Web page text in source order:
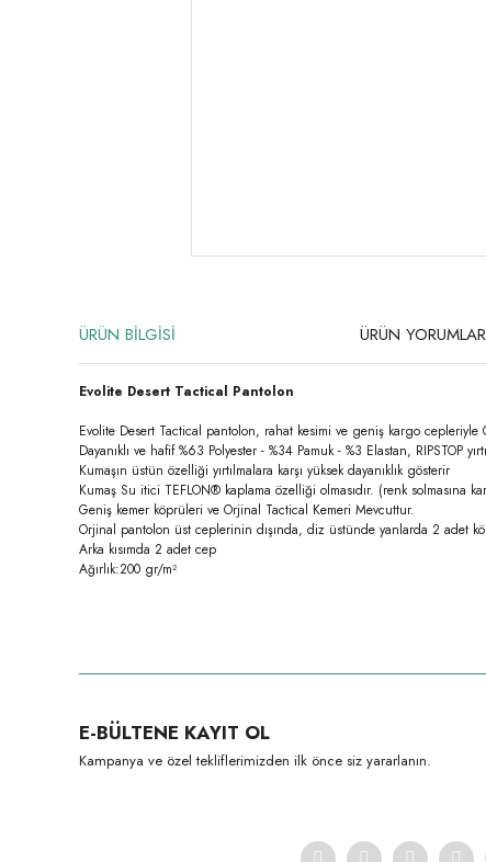
ÜRÜN BİLGİSİ ÜRÜN
Evolite Desert Tactical Pantolon
Evolite Desert Tactical pantolon, rahat kesimi ve geniş kargo
Dayanıklı ve hafif %63 Polyester - %34 Pamuk - %3 Elastan, RIPSTOP
Kumaşın üstün özelliği yırtılmalara karşı yüksek dayanıklık gösterir
Kumaş Su itici TEFLON® kaplama özelliği olmasıdır. (renk solmasına
Geniş kemer köprüleri ve Orjinal Tactical Kemeri Mevcuttur.
Orjinal pantolon üst ceplerinin dışında, diz üstünde yanlarda 2 adet
Arka kısımda 2 adet cep
Ağırlık:200 gr/m²
Ürün açıklamasında eksik bilgiler bulunuyor.
Ürün bilgilerinde hatalar bulunuyor.
E-BÜLTENE KAYIT OL
Kampanya ve özel tekliflerimizden ilk önce siz yararlanın.